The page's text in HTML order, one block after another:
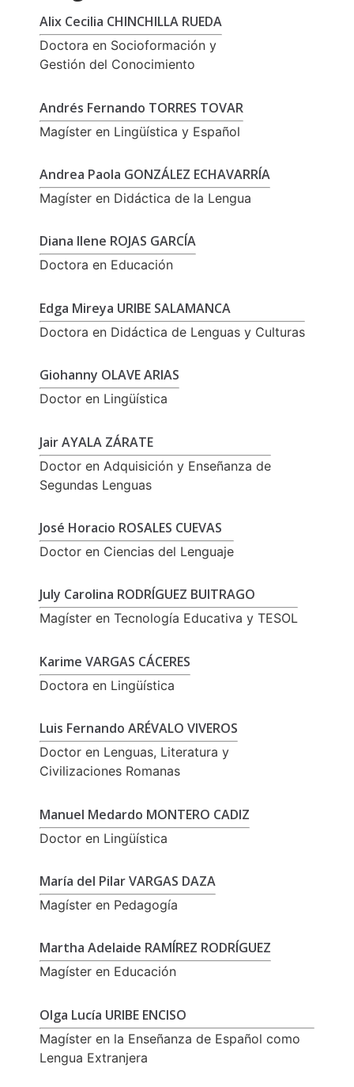
Alix Cecilia CHINCHILLA RUEDA
Doctora en Socioformación y
Gestión del Conocimiento
Andrés Fernando TORRES TOVAR
Magíster en Lingüística y Español
Andrea Paola GONZÁLEZ ECHAVARRÍA
Magíster en Didáctica de la Lengua
Diana Ilene ROJAS GARCÍA
Doctora en Educación
Edga Mireya URIBE SALAMANCA
Doctora en Didáctica de Lenguas y Culturas
Giohanny OLAVE ARIAS
Doctor en Lingüística
Jair AYALA ZÁRATE
Doctor en Adquisición y Enseñanza de
Segundas Lenguas
José Horacio ROSALES CUEVAS
Doctor en Ciencias del Lenguaje
July Carolina RODRÍGUEZ BUITRAGO
Magíster en Tecnología Educativa y TESOL
Karime VARGAS CÁCERES
Doctora en Lingüística
Luis Fernando ARÉVALO VIVEROS
Doctor en Lenguas, Literatura y
Civilizaciones Romanas
Manuel Medardo MONTERO CADIZ
Doctor en Lingüística
María del Pilar VARGAS DAZA
Magíster en Pedagogía
Martha Adelaide RAMÍREZ RODRÍGUEZ
Magíster en Educación
Olga Lucía URIBE ENCISO
Magíster en la Enseñanza de Español como
Lengua Extranjera